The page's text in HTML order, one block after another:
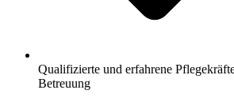
Qualifizierte und erfahrene
Betreuung